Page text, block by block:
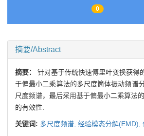
0
摘要/Abstract
摘要：针对基于传统快速傅里叶变换获得
于偏最小二乘算法的多尺度筒体振动频谱
尺度频谱，最后采用基于偏最小二乘算法
的有效性.
关键词: 多尺度频谱, 经验模态分解(EMD),